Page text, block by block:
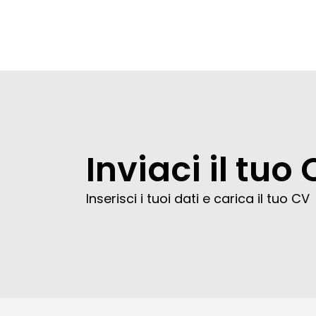
Inviaci il tuo
Inserisci i tuoi dati e carica il tuo CV